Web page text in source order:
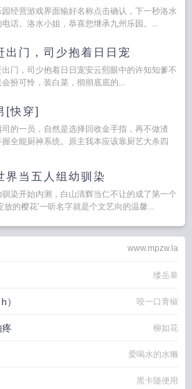
经营游戏界面输好名称点击确认，下一秒洛水
话。洛水小姐，恭喜您继承九州乐园。...
出门，司少抱着日日宠
门，司少抱着日日宠安云熙眼中的许知知爹不
扮可怜，装白菜，彻彻底底的...
[快穿]
的一员，自然是选择回收金手指，再不做渣
全能厨神系统。原主我本应该靠厨艺大杀四
界当五人组幼驯染
染开始内测，白山清辉当仁不让的成了第一个
放的樱花’一听名字就是个文艺向的温馨...
www.mpzw.la
缕岳皋
） 咬一口青椒
柳如花
爱喝水的水獭
黑卡随便用